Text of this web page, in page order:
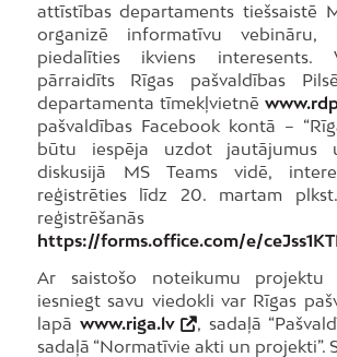
attīstības departaments tiešsaistē
organizē informatīvu vebināru,
piedalīties ikviens interesents.
pārraidīts Rīgas pašvaldības
departamenta tīmekļvietnē
pašvaldības Facebook kontā –
būtu iespēja uzdot jautājumus
diskusijā MS Teams vidē,
reģistrēties līdz 20. martam
reģistrēšanās
https://forms.office.com/e/
Ar saistošo noteikumu projektu
iesniegt savu viedokli var Rīgas
lapāwww.riga.lv
, sadaļā
sadaļā “Normatīvie akti un projekti”.